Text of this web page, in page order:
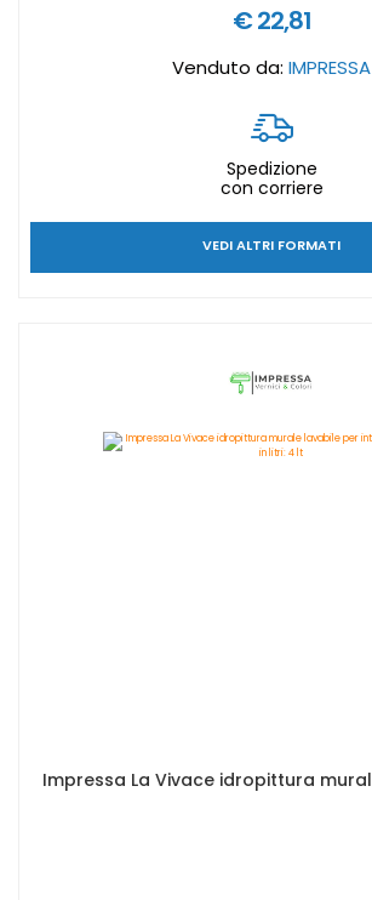
€ 22,81
Venduto da: IMPRESSA
Spedizione
con corriere
VEDI ALTRI FORMATI